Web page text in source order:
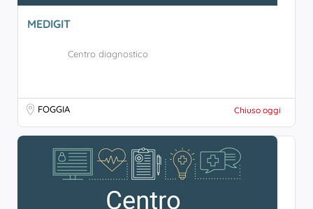
MEDIGIT
Centro diagnostico
FOGGIA Chiuso oggi